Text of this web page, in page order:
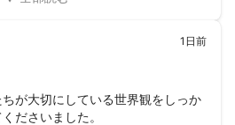
1日前
が大切にしている世界観をしっか
ださいました。